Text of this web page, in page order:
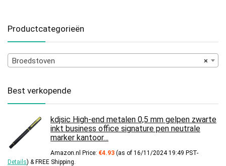
Productcategorieën
×
Broedstoven
Best verkopende
kdjsic High-end metalen 0,5 mm gelpen zwarte
inkt business office signature pen neutrale
marker kantoor…
Amazon.nl Price: €4.93 (as of 16/11/2024 19:49 PST-
Details) & FREE Shipping